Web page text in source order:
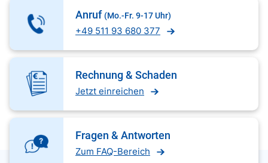
Anruf (Mo.-Fr. 9-17 Uhr)
+49 511 93 680 377
Rechnung & Schaden
Jetzt einreichen
Fragen & Antworten
Zum FAQ-Bereich